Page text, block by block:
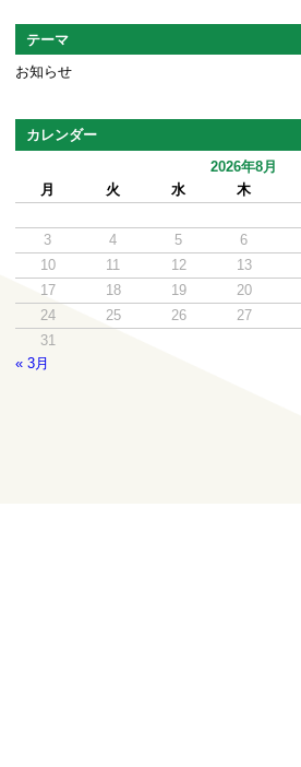
テーマ
お知らせ
カレンダー
2026年8月
月
火 水 木
3
4 5 6
10
11 12 13
17
18 19 20
24
25 26 27
31
« 3月